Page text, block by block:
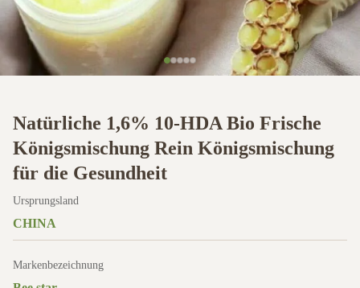
Natürliche 1,6% 10-HDA Bio Frische
Königsmischung Rein Königsmischung
für die Gesundheit
Ursprungsland
CHINA
Markenbezeichnung